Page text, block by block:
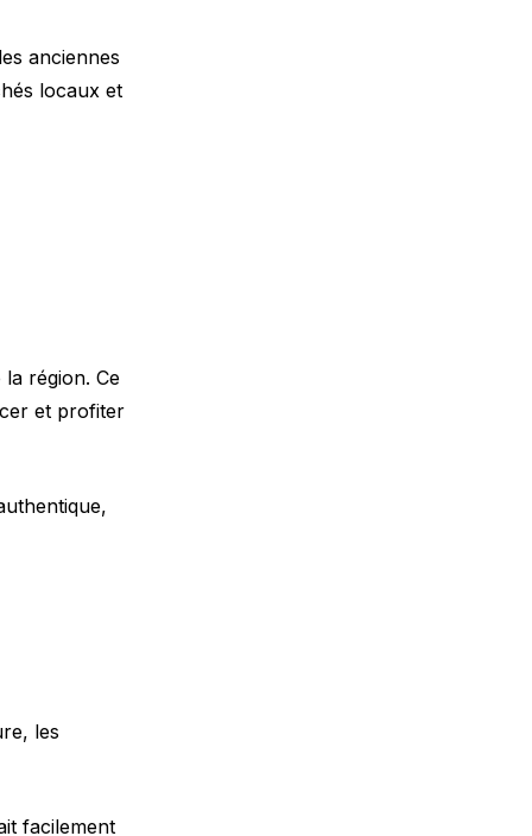
anciennes
locaux et
région. Ce
et profiter
les
facilement